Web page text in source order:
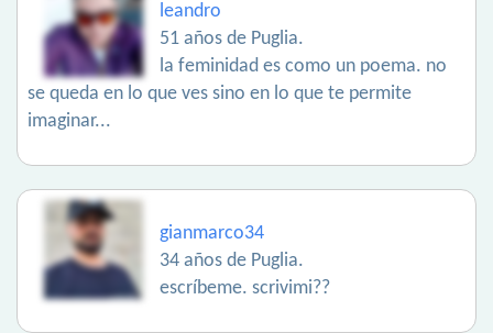
leandro
51 años de Puglia.
la feminidad es como un poema. no
se queda en lo que ves sino en lo que te permite
imaginar...
gianmarco34
34 años de Puglia.
escríbeme. scrivimi??